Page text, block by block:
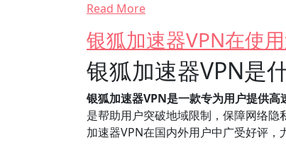
Read More
银狐加速器VPN在使
银狐加速器VPN是
银狐加速器VPN是一款专为用户提供高
是帮助用户突破地域限制，保障网络
加速器VPN在国内外用户中广受好评，